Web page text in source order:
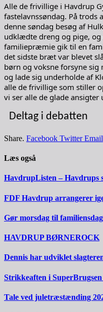
Alle de frivillige i Havdrup
fastelavnssøndag. På
denne søndag besøg af
udklædte dreng og pige,
familiepræmie gik til en
det sidste bræt var blevet
børn og voksne forsyne sig
og lade sig underholde af
alle de frivillige som stiller
vi ser alle de glade
Deltag i debatten
Share. Facebook Twitter Email
Læs også
HavdrupListen – Havdrups
FDF Havdrup arrangerer
Gør morsdag til
HAVDRUP BØRNEROCK
Dennis har udviklet
Strikkeaften i
Tale ved juletræstænding